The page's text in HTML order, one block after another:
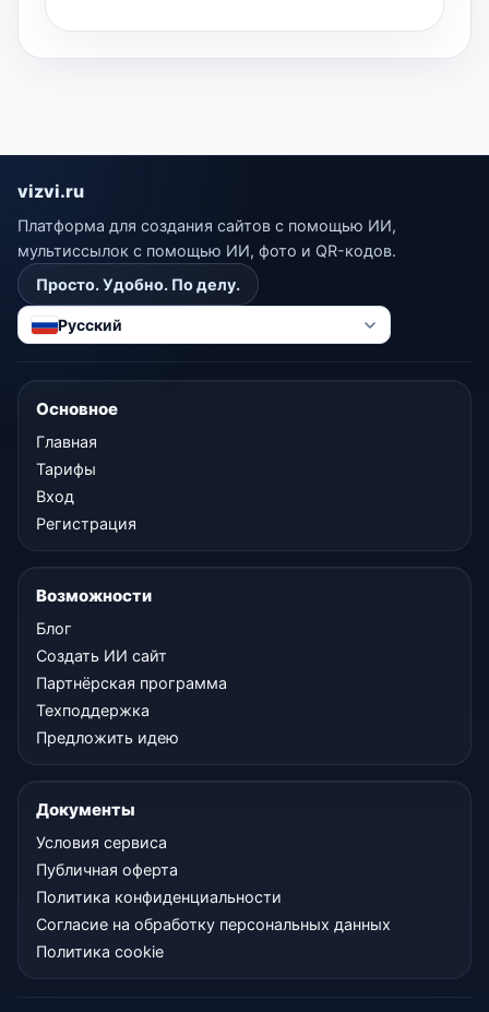
vizvi.ru
Платформа для создания сайтов с помощью ИИ,
мультиссылок с помощью ИИ, фото и QR-кодов.
Просто. Удобно. По делу.
Русский
Основное
Главная
Тарифы
Вход
Регистрация
Возможности
Блог
Создать ИИ сайт
Партнёрская программа
Техподдержка
Предложить идею
Документы
Условия сервиса
Публичная оферта
Политика конфиденциальности
Согласие на обработку персональных данных
Политика cookie